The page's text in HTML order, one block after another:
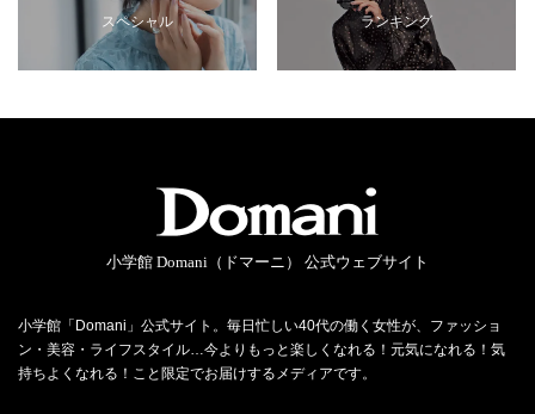
スペシャル ランキング
小学館 Domani（ドマーニ） 公式ウェブサイト
小学館「Domani」公式サイト。毎日忙しい40代の働く女性が、ファッショ
ン・美容・ライフスタイル…今よりもっと楽しくなれる！元気になれる！気
持ちよくなれる！こと限定でお届けするメディアです。